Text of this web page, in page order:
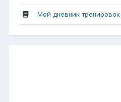
Мой дневник тренировок